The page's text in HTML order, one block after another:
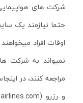
شرکت های
حتما نیازمند یک
اوقات افراد
نمیواند به شرکت
مراجعه کنند، در